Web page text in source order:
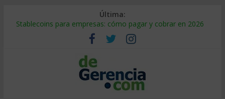
Última:
Stablecoins para empresas: cómo pagar y cobrar en 2026
Despido silencioso: qué es y por qué sale tan caro
IA en selección de personal: cómo auditarla a tiempo
Trabajo forzoso en la cadena de suministro: qué hacer
Mercado hispano de EE. UU.: cómo segmentarlo y venderle